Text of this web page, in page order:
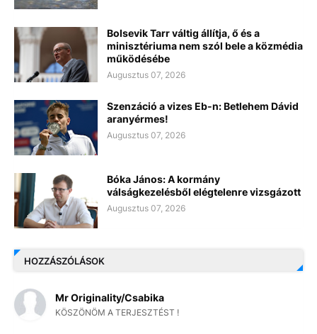
Bolsevik Tarr váltig állítja, ő és a
minisztériuma nem szól bele a közmédia
működésébe
Augusztus 07, 2026
Szenzáció a vizes Eb-n: Betlehem Dávid
aranyérmes!
Augusztus 07, 2026
Bóka János: A kormány
válságkezelésből elégtelenre vizsgázott
Augusztus 07, 2026
HOZZÁSZÓLÁSOK
Mr Originality/Csabika
KÖSZÖNÖM A TERJESZTÉST !